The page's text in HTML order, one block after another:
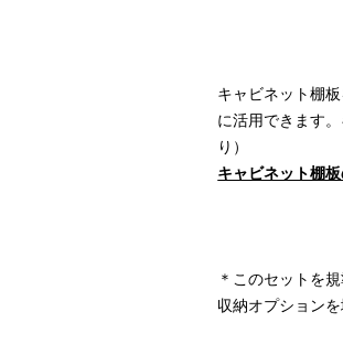
キャビネット棚
に活用できます。
り）
キャビネット棚
＊このセットを
収納オプション